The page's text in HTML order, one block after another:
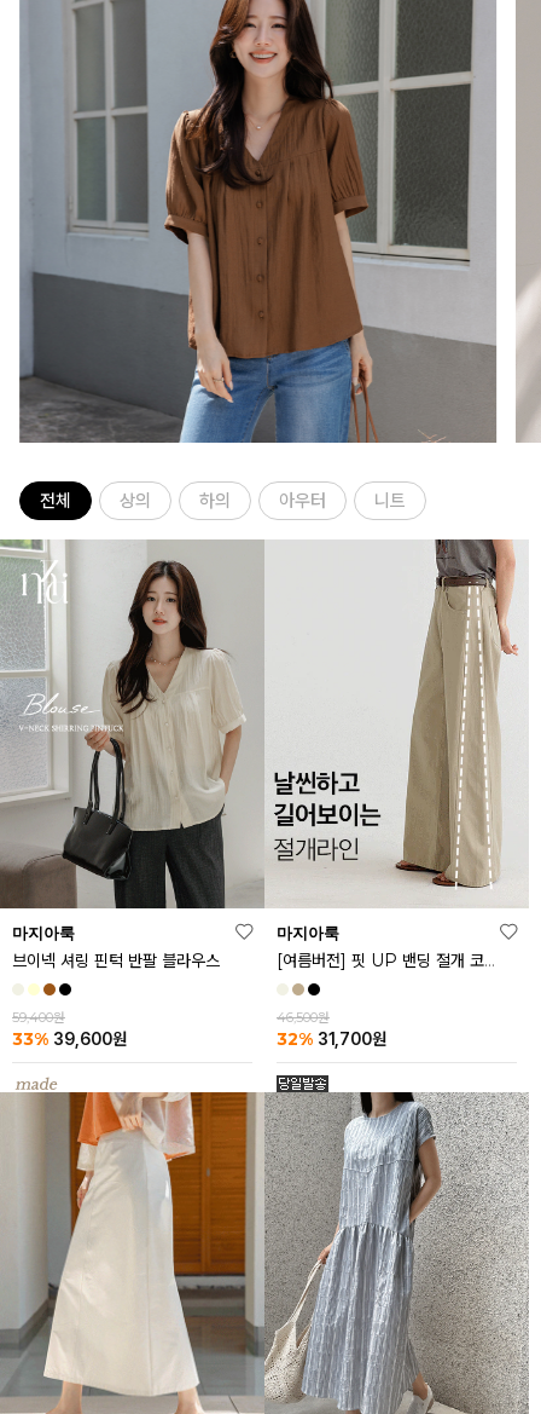
전체 상의 하의 아우터 니트
마지아룩
브이넥 셔링 핀턱 반팔 블라우스
59,400원
33% 39,600원
마지아룩
[여름버전] 핏 UP 밴딩 절개 코튼 팬츠
46,500원
32% 31,700원